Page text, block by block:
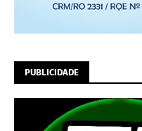
PUBLICIDADE